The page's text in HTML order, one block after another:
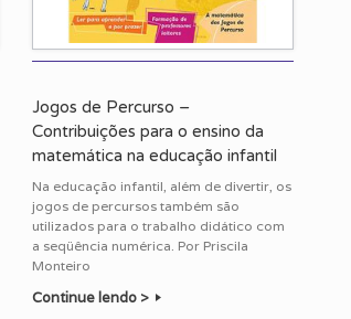
Jogos de Percurso –
Contribuições para o ensino da
matemática na educação infantil
Na educação infantil, além de divertir, os
jogos de percursos também são
utilizados para o trabalho didático com
a seqüência numérica. Por Priscila
Monteiro
Continue lendo >